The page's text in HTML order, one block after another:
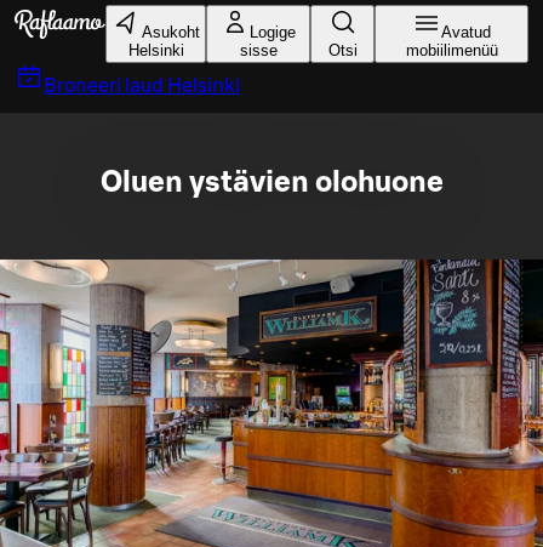
Liigu peamise sisu juurde
Asukoht
Helsinki
Logige
sisse
Otsi
Avatud
mobiilimenüü
Broneeri laud Helsinki
Oluen ystävien olohuone